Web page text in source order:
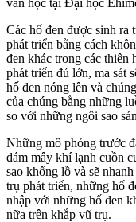
Các hố đen được sinh ra
phát triển bằng cách
đen khác trong các thiên
phát triển đủ lớn, ma sát
hố đen nóng lên và
của chúng bằng những
so với những ngôi sao
Những mô phỏng trước
đám mây khí lạnh cuồn
sao khổng lồ và sẽ
trụ phát triển, những hố
nhập với những hố đen
nữa trên khắp vũ trụ.